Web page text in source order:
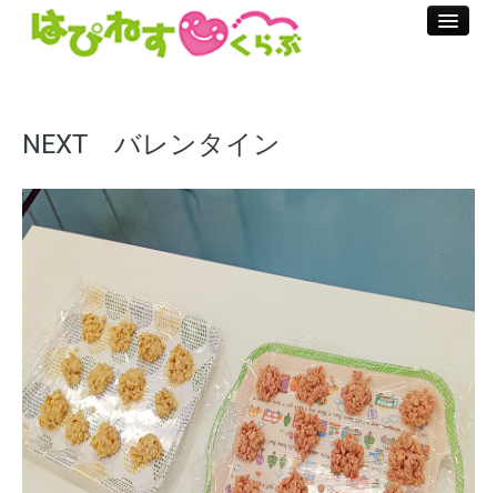
ご利用方法
料金のご説明
支援プログラム
プール・ダンス療育
お問合せ
はぴねす通信
NEXT バレンタイン